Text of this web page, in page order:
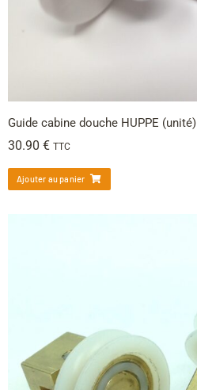
Guide cabine douche HUPPE (unité)
30.90 € TTC
Ajouter au panier